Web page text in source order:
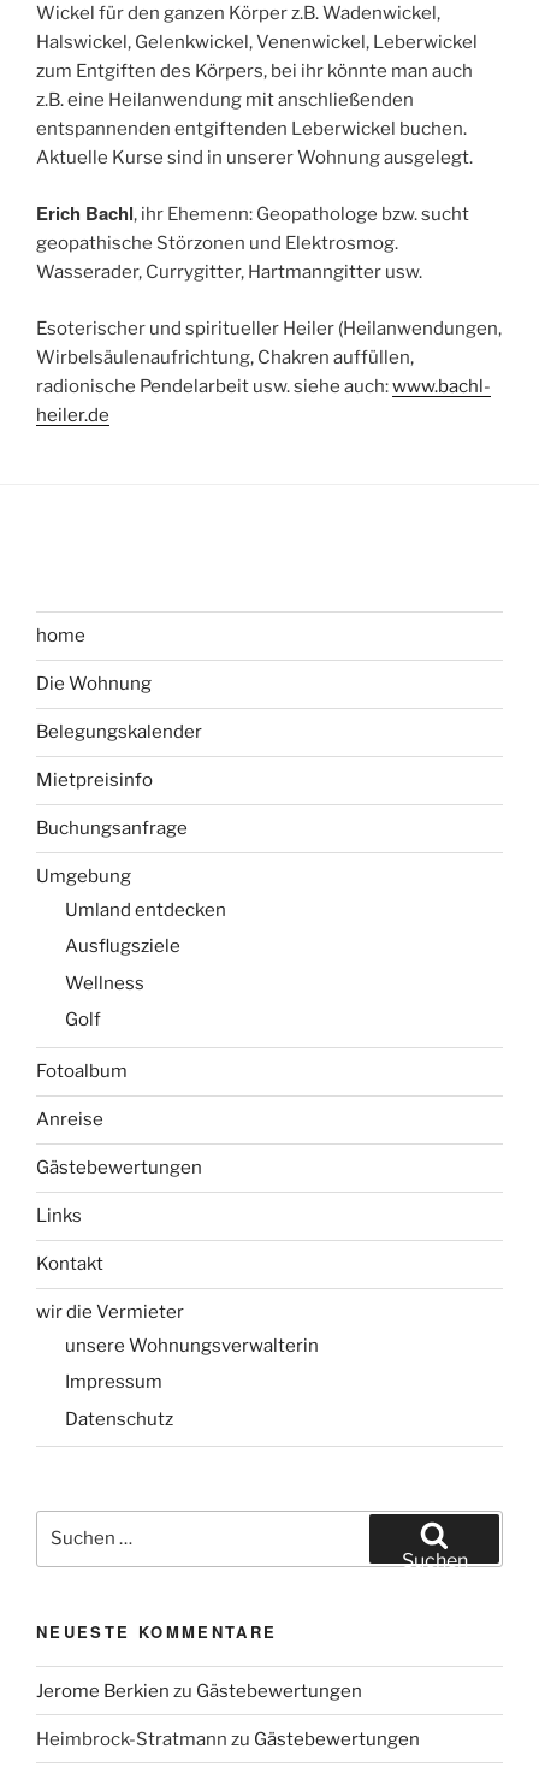
Wickel für den ganzen Körper z.B. Wadenwickel,
Halswickel, Gelenkwickel, Venenwickel, Leberwickel
zum Entgiften des Körpers, bei ihr könnte man auch
z.B. eine Heilanwendung mit anschließenden
entspannenden entgiftenden Leberwickel buchen.
Aktuelle Kurse sind in unserer Wohnung ausgelegt.
Erich Bachl, ihr Ehemenn: Geopathologe bzw. sucht
geopathische Störzonen und Elektrosmog.
Wasserader, Currygitter, Hartmanngitter usw.
Esoterischer und spiritueller Heiler (Heilanwendungen,
Wirbelsäulenaufrichtung, Chakren auffüllen,
radionische Pendelarbeit usw. siehe auch:www.bachl-
heiler.de
home
Die Wohnung
Belegungskalender
Mietpreisinfo
Buchungsanfrage
Umgebung
Umland entdecken
Ausflugsziele
Wellness
Golf
Fotoalbum
Anreise
Gästebewertungen
Links
Kontakt
wir die Vermieter
unsere Wohnungsverwalterin
Impressum
Datenschutz
Suchen
nach:
Suchen
NEUESTE KOMMENTARE
Jerome Berkien zu Gästebewertungen
Heimbrock-Stratmann zu Gästebewertungen